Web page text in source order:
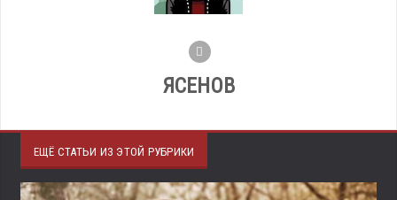
ЯСЕНОВ
ЕЩЁ СТАТЬИ ИЗ ЭТОЙ РУБРИКИ